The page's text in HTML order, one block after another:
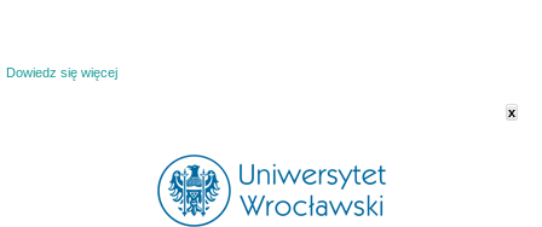
Dowiedz się więcej
x